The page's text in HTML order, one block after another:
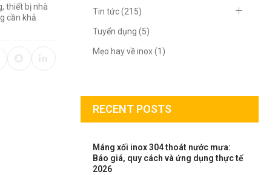
thiết bị nhà
cần khả
Tin tức (215)
Tuyển dụng (5)
Mẹo hay về inox (1)
RECENT POSTS
Máng xối inox 304 thoát nước mưa:
Báo giá, quy cách và ứng dụng thực tế
2026